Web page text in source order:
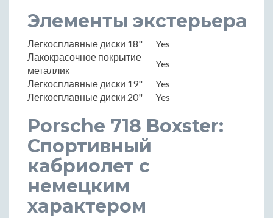
Элементы экстерьера
Легкосплавные диски 18"
Yes
Лакокрасочное покрытие
металлик
Yes
Легкосплавные диски 19"
Yes
Легкосплавные диски 20"
Yes
Porsche 718 Boxster:
Спортивный
кабриолет с
немецким
характером